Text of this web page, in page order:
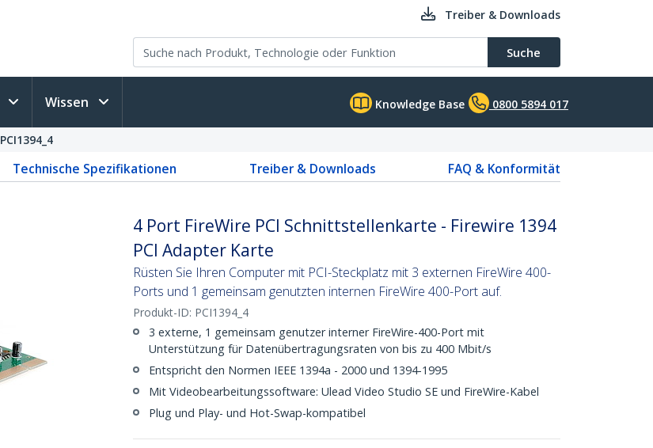
Treiber & Downloads
Suche
Wissen Knowledge Base 0800 5894 017
PCI1394_4
Technische Spezifikationen Treiber & Downloads
FAQ & Konformität
4 Port FireWire PCI Schnittstellenkarte - Firewire 1394
PCI Adapter Karte
Rüsten Sie Ihren Computer mit PCI-Steckplatz mit 3 externen FireWire 400-
Ports und 1 gemeinsam genutzten internen FireWire 400-Port auf.
Produkt-ID: PCI1394_4
3 externe, 1 gemeinsam genutzer interner FireWire-400-Port mit
Unterstützung für Datenübertragungsraten von bis zu 400 Mbit/s
Entspricht den Normen IEEE 1394a - 2000 und 1394-1995
Mit Videobearbeitungssoftware: Ulead Video Studio SE und FireWire-Kabel
Plug und Play- und Hot-Swap-kompatibel